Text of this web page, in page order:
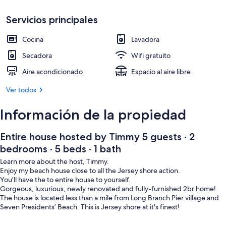
beds
bath
Servicios principales
Cocina
Lavadora
Secadora
Wifi gratuito
Aire acondicionado
Espacio al aire libre
Ver todos
Información de la propiedad
Entire house hosted by Timmy 5 guests · 2
bedrooms · 5 beds · 1 bath
Learn more about the host, Timmy.
Enjoy my beach house close to all the Jersey shore action.
You’ll have the to entire house to yourself.
Gorgeous, luxurious, newly renovated and fully-furnished 2br home!
The house is located less than a mile from Long Branch Pier village and
Seven Presidents’ Beach. This is Jersey shore at it's finest!